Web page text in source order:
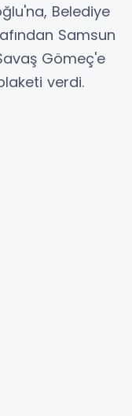
Belediye
Samsun
Gömeç'e
verdi.